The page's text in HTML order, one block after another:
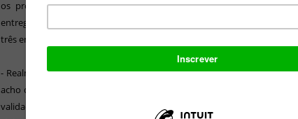
os problemas com a Dryworld ganharam publicidade, como
entrega de material (
), o Fluminense passou
três empresas.
- Realmente, é quase terminal (o contrato entre Fluminense e
acho que é legal que os números negociados sejam apresentados a
validação. A ideia é deixar o contrato encaminhado ao novo